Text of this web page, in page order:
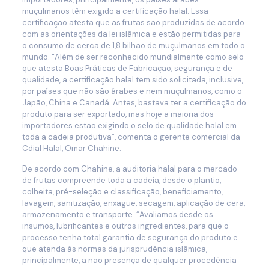
muçulmanos têm exigido a certificação halal. Essa
certificação atesta que as frutas são produzidas de acordo
com as orientações da lei islâmica e estão permitidas para
o consumo de cerca de 1,8 bilhão de muçulmanos em todo o
mundo. “Além de ser reconhecido mundialmente como selo
que atesta Boas Práticas de Fabricação, segurança e de
qualidade, a certificação halal tem sido solicitada, inclusive,
por países que não são árabes e nem muçulmanos, como o
Japão, China e Canadá. Antes, bastava ter a certificação do
produto para ser exportado, mas hoje a maioria dos
importadores estão exigindo o selo de qualidade halal em
toda a cadeia produtiva”, comenta o gerente comercial da
Cdial Halal, Omar Chahine.
De acordo com Chahine, a auditoria halal para o mercado
de frutas compreende toda a cadeia, desde o plantio,
colheita, pré-seleção e classificação, beneficiamento,
lavagem, sanitização, enxague, secagem, aplicação de cera,
armazenamento e transporte. “Avaliamos desde os
insumos, lubrificantes e outros ingredientes, para que o
processo tenha total garantia de segurança do produto e
que atenda às normas da jurisprudência islâmica,
principalmente, a não presença de qualquer procedência